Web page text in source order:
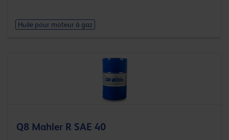
Huile pour moteur à gaz
Q8 Mahler R SAE 40